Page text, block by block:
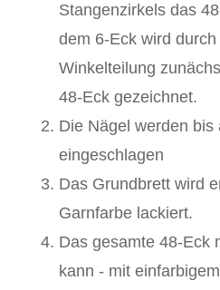
Stangenzirkels das
dem 6-Eck wird
Winkelteilung
48-Eck gezeichnet.
Die Nägel werden bis
eingeschlagen
Das Grundbrett wird
Garnfarbe lackiert.
Das gesamte 48-Eck
kann - mit